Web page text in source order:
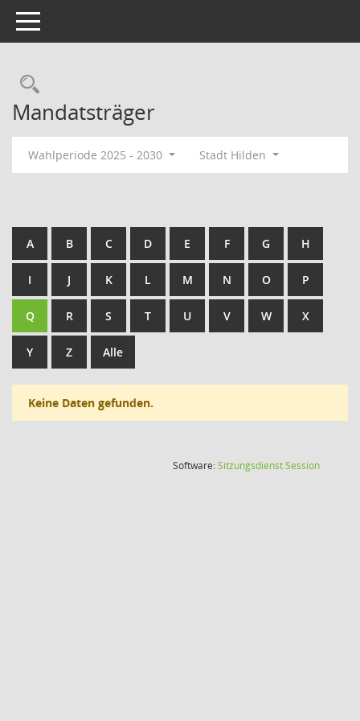
Toggle navigation
Rechercheauswahl
Mandatsträger
Wahlperiode 2025 - 2030 Stadt Hilden
A B C D E F G H
I J K L M N O P
Q R S T U V W X
Y Z Alle
Keine Daten gefunden.
Software:SitzungsdienstSession(Wird in